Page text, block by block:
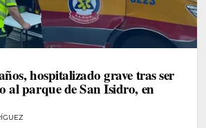
hospitalizado grave tras ser
al parque de San Isidro, en